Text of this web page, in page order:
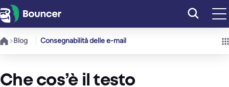
Vai
al
contenuto
Blog Consegnabilità delle e-mail
Che cos’è il testo